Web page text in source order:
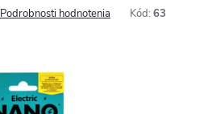
Podrobnosti hodnotenia Kód: 63